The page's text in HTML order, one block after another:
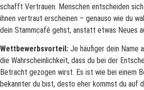
schafft Vertrauen. Menschen entscheiden
ihnen vertraut erscheinen – genauso wie du
dein Stammcafé gehst, anstatt etwas Neues
Wettbewerbsvorteil: Je häufiger dein Name
die Wahrscheinlichkeit, dass du bei der
Betracht gezogen wirst. Es ist wie bei einem
bekannter du bist, desto eher kommst du auf